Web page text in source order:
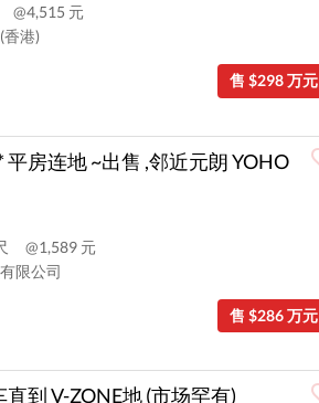
@4,515 元
港)
售 $298 万元
房连地 ~出售 ,邻近元朗 YOHO
@1,589 元
限公司
售 $286 万元
到 V-ZONE地 (市场罕有)